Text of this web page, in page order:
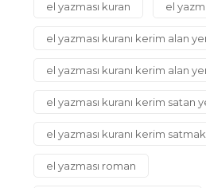
el yazması kuran el
el yazması kuranı kerim alan
el yazması kuranı kerim alan
el yazması kuranı kerim satan
el yazması kuranı kerim
el yazması roman